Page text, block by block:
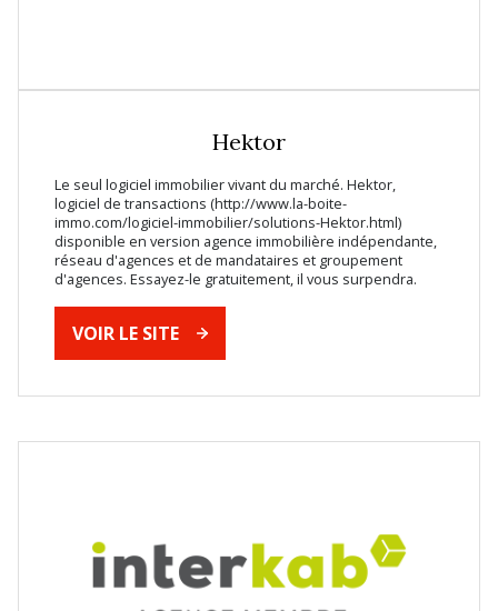
Hektor
Le seul logiciel immobilier vivant du marché. Hektor,
logiciel de transactions (http://www.la-boite-
immo.com/logiciel-immobilier/solutions-Hektor.html)
disponible en version agence immobilière indépendante,
réseau d'agences et de mandataires et groupement
d'agences. Essayez-le gratuitement, il vous surpendra.
VOIR LE SITE